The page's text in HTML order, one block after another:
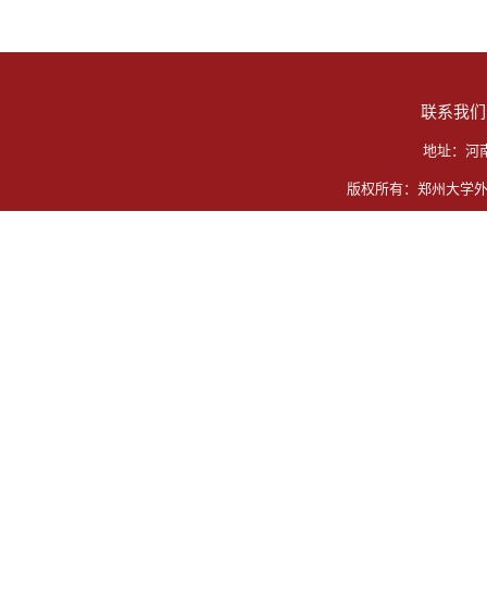
联系我们
地址：河
版权所有：郑州大学